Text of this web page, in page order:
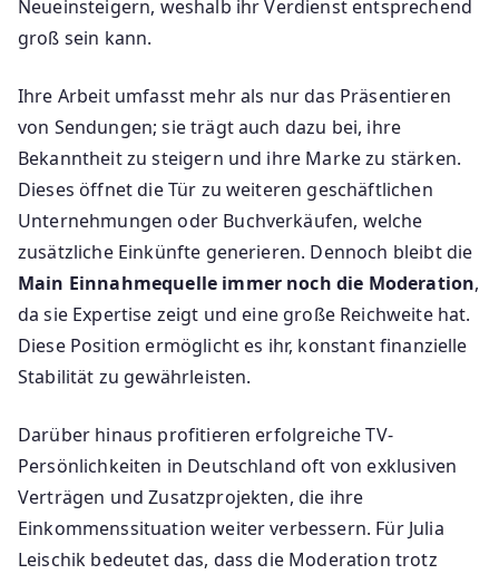
Neueinsteigern, weshalb ihr Verdienst entsprechend
groß sein kann.
Ihre Arbeit umfasst mehr als nur das Präsentieren
von Sendungen; sie trägt auch dazu bei, ihre
Bekanntheit zu steigern und ihre Marke zu stärken.
Dieses öffnet die Tür zu weiteren geschäftlichen
Unternehmungen oder Buchverkäufen, welche
zusätzliche Einkünfte generieren. Dennoch bleibt die
Main Einnahmequelle immer noch die Moderation,
da sie Expertise zeigt und eine große Reichweite hat.
Diese Position ermöglicht es ihr, konstant finanzielle
Stabilität zu gewährleisten.
Darüber hinaus profitieren erfolgreiche TV-
Persönlichkeiten in Deutschland oft von exklusiven
Verträgen und Zusatzprojekten, die ihre
Einkommenssituation weiter verbessern. Für Julia
Leischik bedeutet das, dass die Moderation trotz